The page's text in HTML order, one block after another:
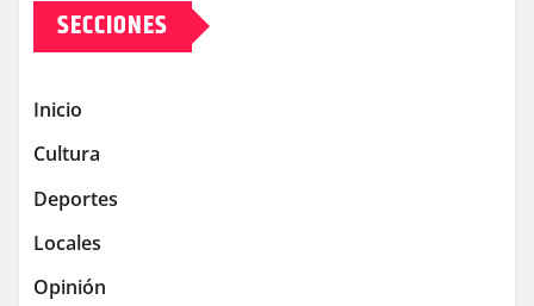
SECCIONES
Inicio
Cultura
Deportes
Locales
Opinión